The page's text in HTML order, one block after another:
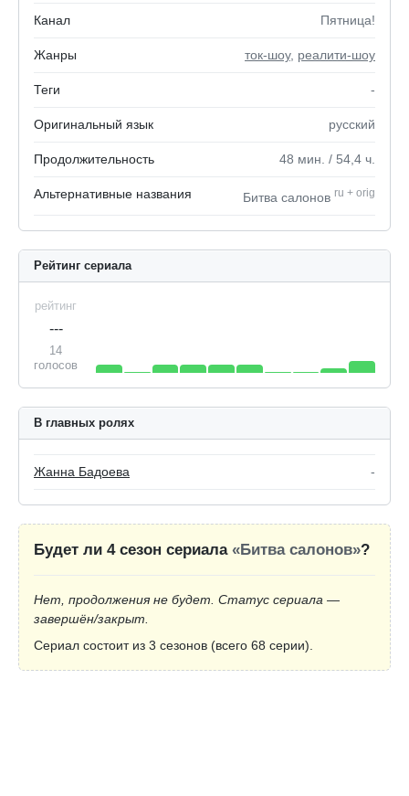
Канал Пятница!
Жанры ток-шоу, реалити-шоу
Теги -
Оригинальный язык русский
Продолжительность 48 мин. / 54,4 ч.
Альтернативные названия Битва салонов ru + orig
Рейтинг сериала
рейтинг
---
14
голосов
В главных ролях
Жанна Бадоева -
Будет ли 4 сезон сериала «Битва салонов»?
Нет, продолжения не будет. Статус сериала —
завершён/закрыт.
Сериал состоит из 3 сезонов (всего 68 серии).